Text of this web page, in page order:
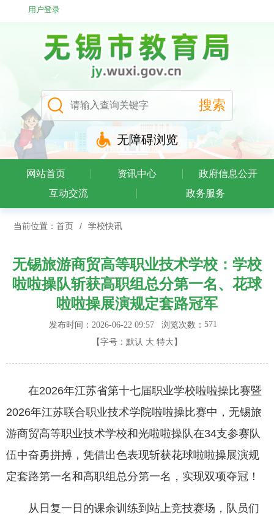
用户登录
无障碍浏览
网站首页 资讯中心
政府信息公开
互动交流
政务服务
当前位置： 首页 / 学校快讯
无锡旅游商贸高等职业技术学校：学校
啦啦操队斩获高职组总分第一名、花球
啦啦操展演规定套路冠军
发布时间：2026-06-22 09:57 浏览次数： 571
【字号： 默认 大 特大 】
在2026年江苏省第十七届职业学校啦啦操比赛暨
2026年江苏联合职业技术学院啦啦操比赛中，无锡旅
游商贸高等职业技术学校和光啦啦操队在34支参赛队
伍中奋勇拼搏，凭借出色表现斩获花球啦啦操展演规
定套路第一名和高职组总分第一名，实现双项夺冠！
从日复一日的课余训练到站上竞技赛场，队员们